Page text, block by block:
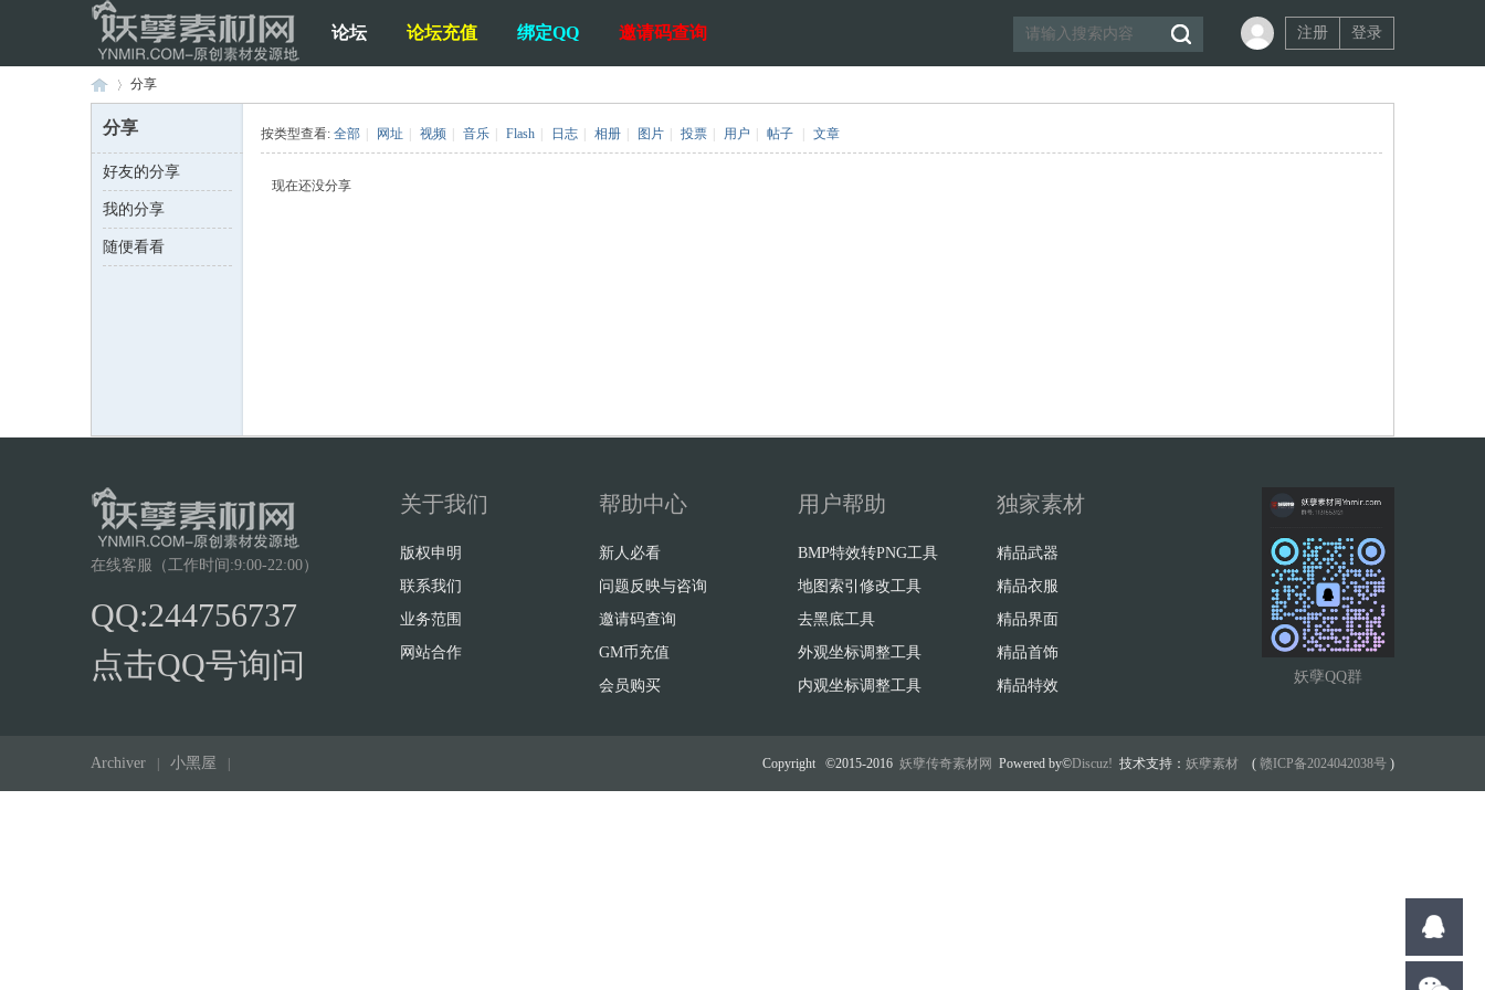
论坛 论坛充值 绑定QQ 邀请码查询 注册 登录
妖
传
›
分享
分享
好友的分享
我的分享
随便看看
按类型查看: 全部 网址 视频 音乐 Flash 日志 相册 图片 投票 用户 帖子 文章
现在还没分享
在线客服（工作时间:9:00-22:00）
QQ:244756737
点击QQ号询问
关于我们
版权申明
联系我们
业务范围
网站合作
帮助中心
新人必看
问题反映与咨询
邀请码查询
GM币充值
会员购买
用户帮助
BMP特效转PNG工具
地图索引修改工具
去黑底工具
外观坐标调整工具
内观坐标调整工具
独家素材
精品武器
精品衣服
精品界面
精品首饰
精品特效
妖孽QQ群
Archiver 小黑屋 Copyright ©2015-2016 妖孽传奇素材网 Powered by©Discuz! 技术支持： 妖孽素材 ( 赣ICP备2024042038号 )